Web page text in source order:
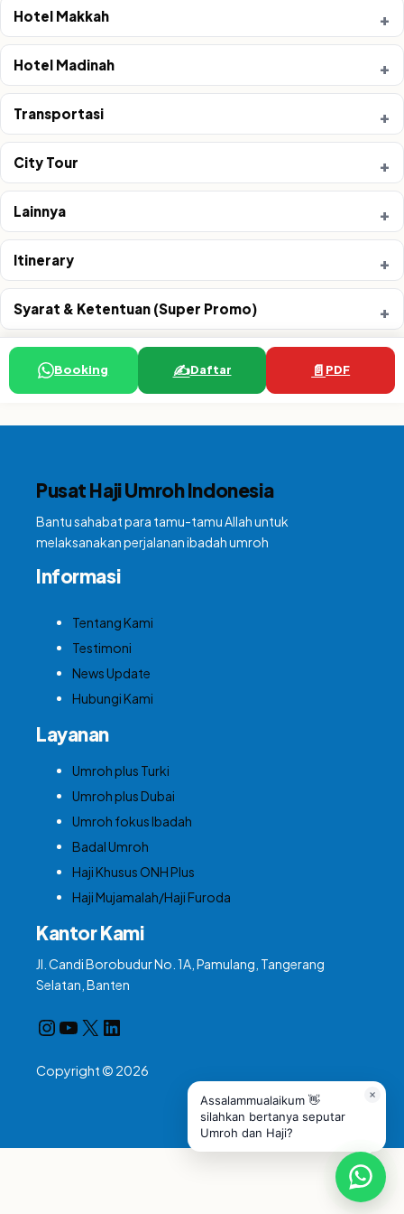
Hotel Makkah
Hotel Madinah
Transportasi
City Tour
Lainnya
Itinerary
Syarat & Ketentuan (Super Promo)
Booking ✍️Daftar 📄 PDF
Pusat Haji Umroh Indonesia
Bantu sahabat para tamu-tamu Allah untuk
melaksanakan perjalanan ibadah umroh
Informasi
Tentang Kami
Testimoni
News Update
Hubungi Kami
Layanan
Umroh plus Turki
Umroh plus Dubai
Umroh fokus Ibadah
Badal Umroh
Haji Khusus ONH Plus
Haji Mujamalah/Haji Furoda
Kantor Kami
Jl. Candi Borobudur No. 1A, Pamulang, Tangerang
Selatan, Banten
InstagramYouTube X LinkedIn
Copyright © 2026
Assalammualaikum 👋
silahkan bertanya seputar
Umroh dan Haji?